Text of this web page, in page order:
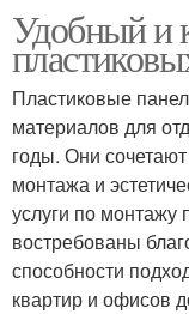
Удобный и
Пластиковые
материалов для
годы. Они
монтажа и
услуги по монтажу
востребованы
способности
квартир и офисов